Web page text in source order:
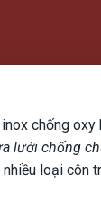
chống
lưới chống
loại côn